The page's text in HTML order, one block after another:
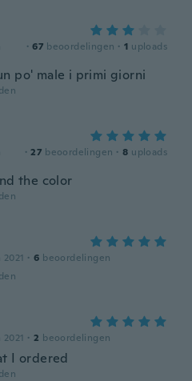
· 67 beoordelingen · 1 uploads
po' male i primi giorni
· 27 beoordelingen · 8 uploads
the color
· 6 beoordelingen
· 2 beoordelingen
I ordered